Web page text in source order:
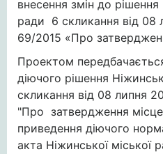
внесення змін до рішення
ради 6 скликання від
69/2015 «Про
Проектом
діючого рішення
скликання від 08 липня
"Про затвердження
приведення діючого
акта Ніжинської міської